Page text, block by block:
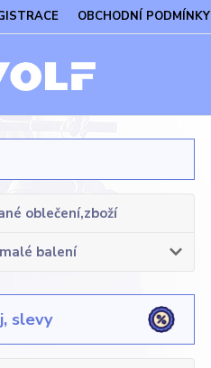
OBCHODNÍ PODMÍNKY
oblečení,zboží
balení
slevy